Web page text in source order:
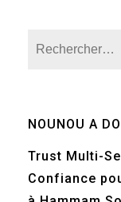
NOUNOU A
Trust Multi-
Confiance